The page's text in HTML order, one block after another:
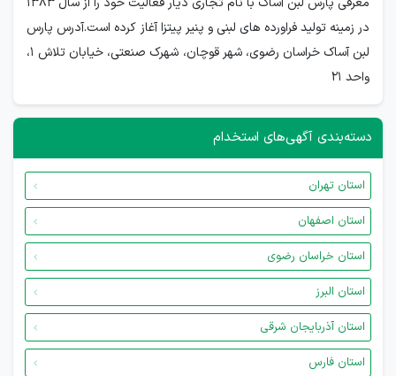
در زمینه تولید فراورده های لبنی و پنیر پیتزا آغاز کرده است.آدرس پارس
لبن آساک خراسان رضوی، شهر قوچان، شهرک صنعتی، خیابان تلاش 1،
واحد 21
دسته‌بندی آگهی‌های استخدام
استان تهران
استان اصفهان
استان خراسان رضوی
استان البرز
استان آذربایجان شرقی
استان فارس